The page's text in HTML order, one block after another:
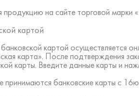
продукцию на сайте торговой
картой
картой осуществляется
карта». После подтверждения
карты. Введите данные карты и
принимаются банковские карты с